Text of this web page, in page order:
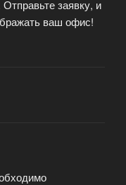
заявку, и
ваш офис!